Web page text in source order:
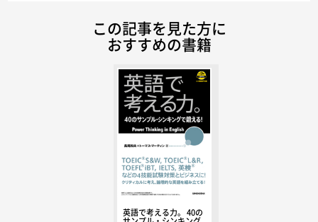
この記事を見た方に
おすすめの書籍
英語で考える力。 40の